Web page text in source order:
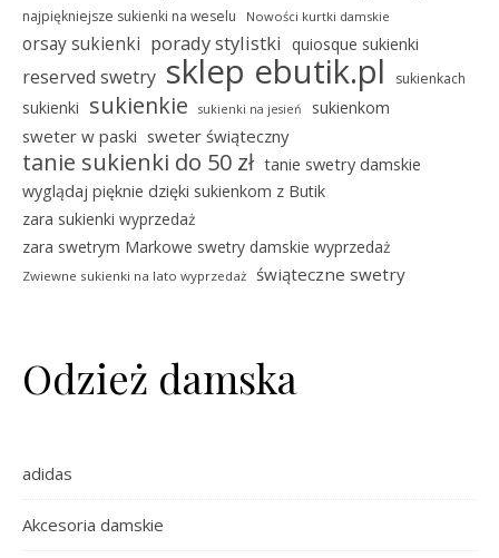
najpiękniejsze sukienki na weselu Nowości kurtki damskie
orsay sukienki porady stylistki quiosque sukienki
reserved swetry sklep ebutik.pl sukienkach
sukienki sukienkie sukienki na jesień sukienkom
sweter w paski sweter świąteczny
tanie sukienki do 50 zł tanie swetry damskie
wyglądaj pięknie dzięki sukienkom z Butik
zara sukienki wyprzedaż
zara swetrym Markowe swetry damskie wyprzedaż
Zwiewne sukienki na lato wyprzedaż świąteczne swetry
Odzież damska
adidas
Akcesoria damskie